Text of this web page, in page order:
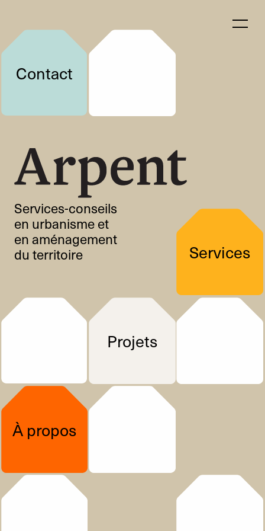
Services-conseils
en urbanisme et
en aménagement
du territoire
Projets
À propos
Services
Contact